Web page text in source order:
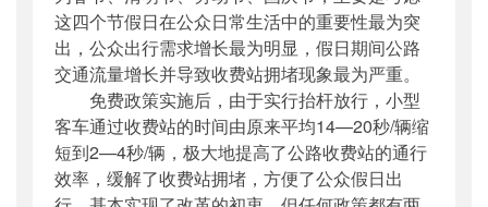
这四个节假日在公众日常生活中的重要性最为突
出，公众出行需求增长最为明显，假日期间公路
交通流量增长并导致收费站拥堵现象最为严重。
免费政策实施后，由于实行抬杆放行，小型
客车通过收费站的时间由原来平均14—20秒/辆缩
短到2—4秒/辆，极大地提高了公路收费站的通行
效率，缓解了收费站拥堵，方便了公众假日出